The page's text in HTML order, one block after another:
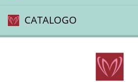
CATALOGO